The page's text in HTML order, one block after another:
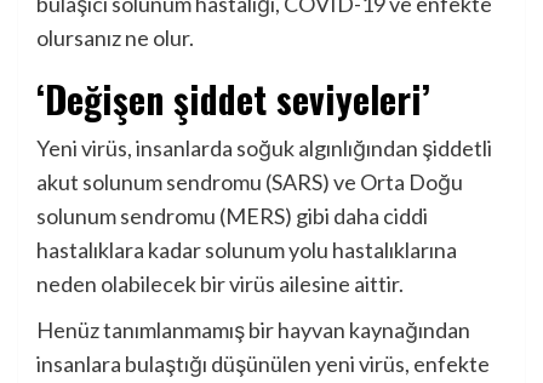
olursanız ne olur.
‘Değişen şiddet seviyeleri’
Yeni virüs, insanlarda soğuk algınlığından şiddetli
akut solunum sendromu (SARS) ve Orta Doğu
solunum sendromu (MERS) gibi daha ciddi
hastalıklara kadar solunum yolu hastalıklarına
neden olabilecek bir virüs ailesine aittir.
Henüz tanımlanmamış bir hayvan kaynağından
insanlara bulaştığı düşünülen yeni virüs, enfekte